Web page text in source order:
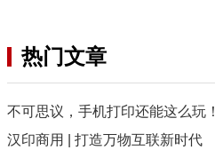
热门文章
不可思议，手机打印还能这么玩！
汉印商用 | 打造万物互联新时代